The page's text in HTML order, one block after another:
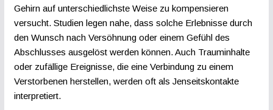
Gehirn auf unterschiedlichste Weise zu kompensieren
versucht. Studien legen nahe, dass solche Erlebnisse durch
den Wunsch nach Versöhnung oder einem Gefühl des
Abschlusses ausgelöst werden können. Auch Trauminhalte
oder zufällige Ereignisse, die eine Verbindung zu einem
Verstorbenen herstellen, werden oft als Jenseitskontakte
interpretiert.